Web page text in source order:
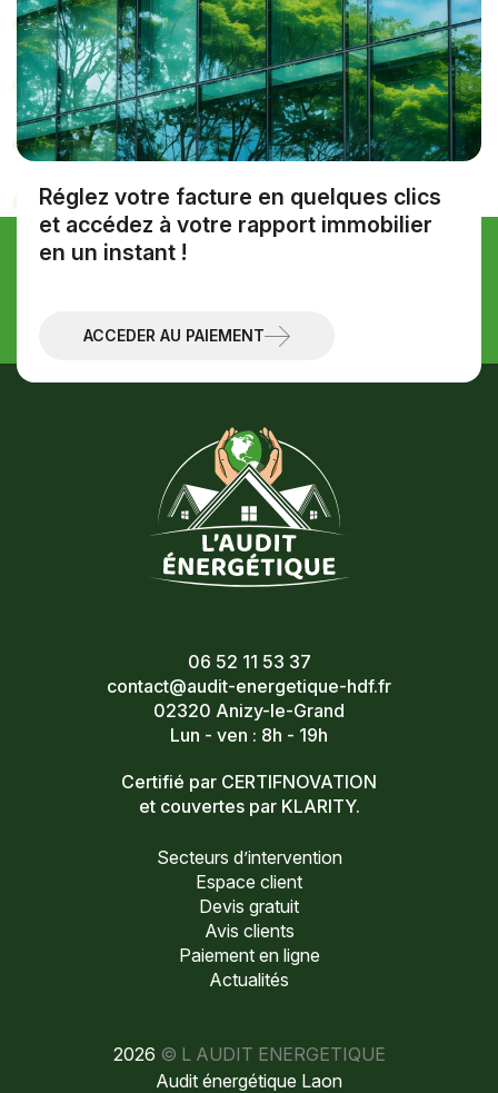
Réglez votre facture en quelques clics
et accédez à votre rapport immobilier
en un instant !
ACCÉDER AU PAIEMENT
06 52 11 53 37
contact@audit-energetique-hdf.fr
02320 Anizy-le-Grand
Lun - ven : 8h - 19h
Certifié par CERTIFNOVATION
et couvertes par KLARITY.
Secteurs d’intervention
Espace client
Devis gratuit
Avis clients
Paiement en ligne
Actualités
2026 © L AUDIT ENERGETIQUE
Audit énergétique Laon